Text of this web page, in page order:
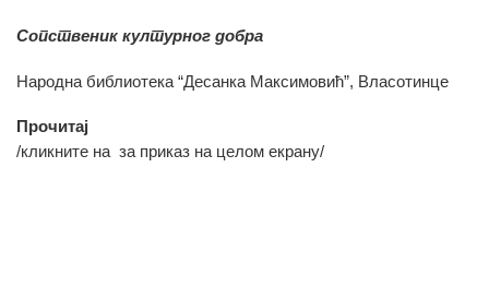
Сопственик културног добра
Народна библиотека “Десанка Максимовић”, Власотинце
Прочитај
/кликните на за приказ на целом екрану/